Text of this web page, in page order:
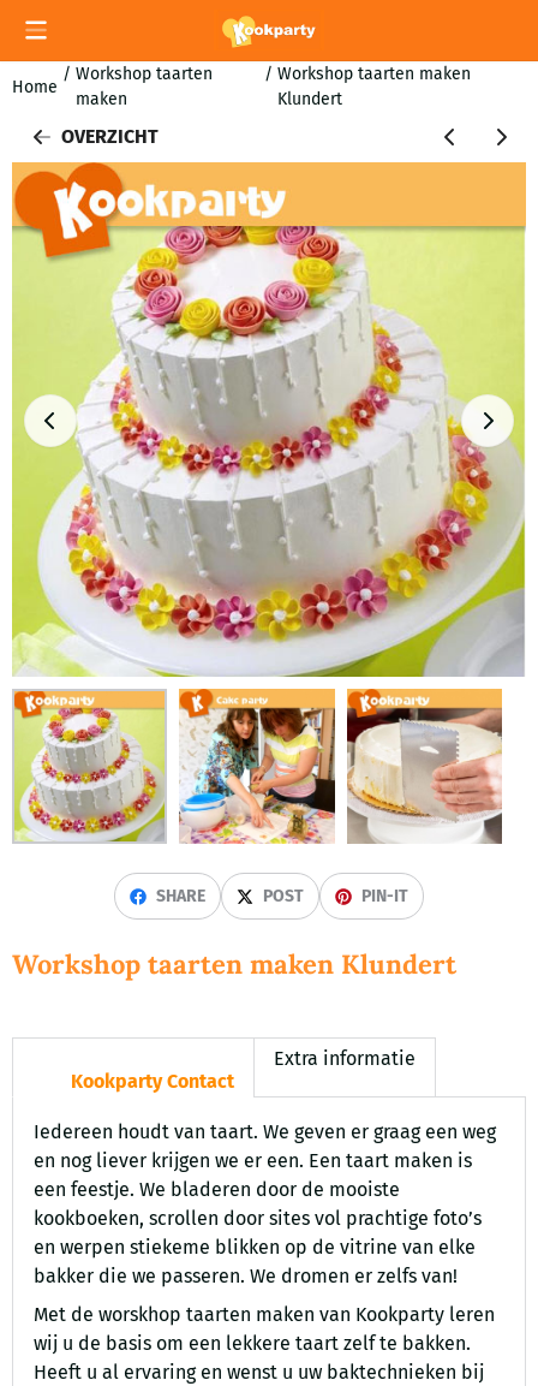
Cookievoorkeuren zijn momenteel gesloten.
Home
/ Workshop taarten
maken
/ Workshop taarten maken
Klundert
OVERZICHT
SHARE POST PIN-IT
Workshop taarten maken Klundert
Kookparty Contact
Extra informatie
Iedereen houdt van taart. We geven er graag een weg
en nog liever krijgen we er een. Een taart maken is
een feestje. We bladeren door de mooiste
kookboeken, scrollen door sites vol prachtige foto’s
en werpen stiekeme blikken op de vitrine van elke
bakker die we passeren. We dromen er zelfs van!
Met de worskhop taarten maken van Kookparty leren
wij u de basis om een lekkere taart zelf te bakken.
Heeft u al ervaring en wenst u uw baktechnieken bij